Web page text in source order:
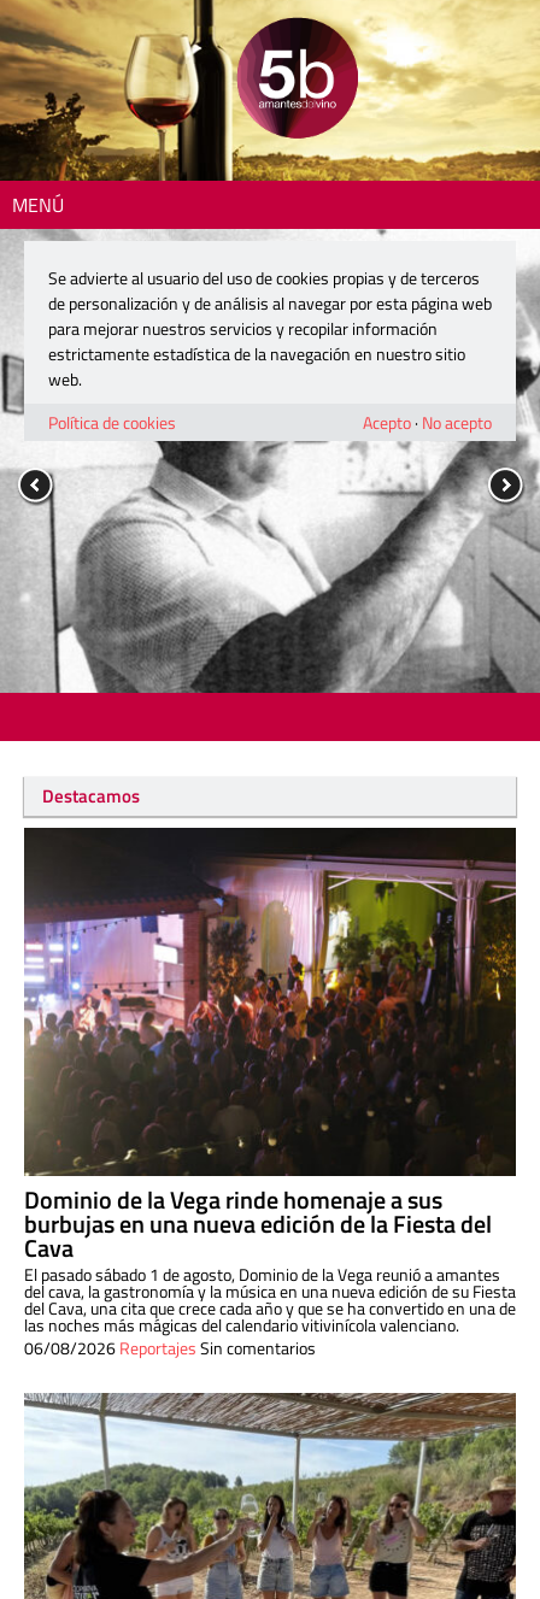
MENÚ
Destacamos
Dominio de la Vega rinde homenaje a sus
burbujas en una nueva edición de la Fiesta del
Cava
El pasado sábado 1 de agosto, Dominio de la Vega reunió a amantes
del cava, la gastronomía y la música en una nueva edición de su Fiesta
del Cava, una cita que crece cada año y que se ha convertido en una de
las noches más mágicas del calendario vitivinícola valenciano.
06/08/2026ReportajesSin comentarios
Se advierte al usuario del uso de cookies propias y de terceros
de personalización y de análisis al navegar por esta página web
para mejorar nuestros servicios y recopilar información
estrictamente estadística de la navegación en nuestro sitio
web.
Política de cookies
Acepto· No acepto